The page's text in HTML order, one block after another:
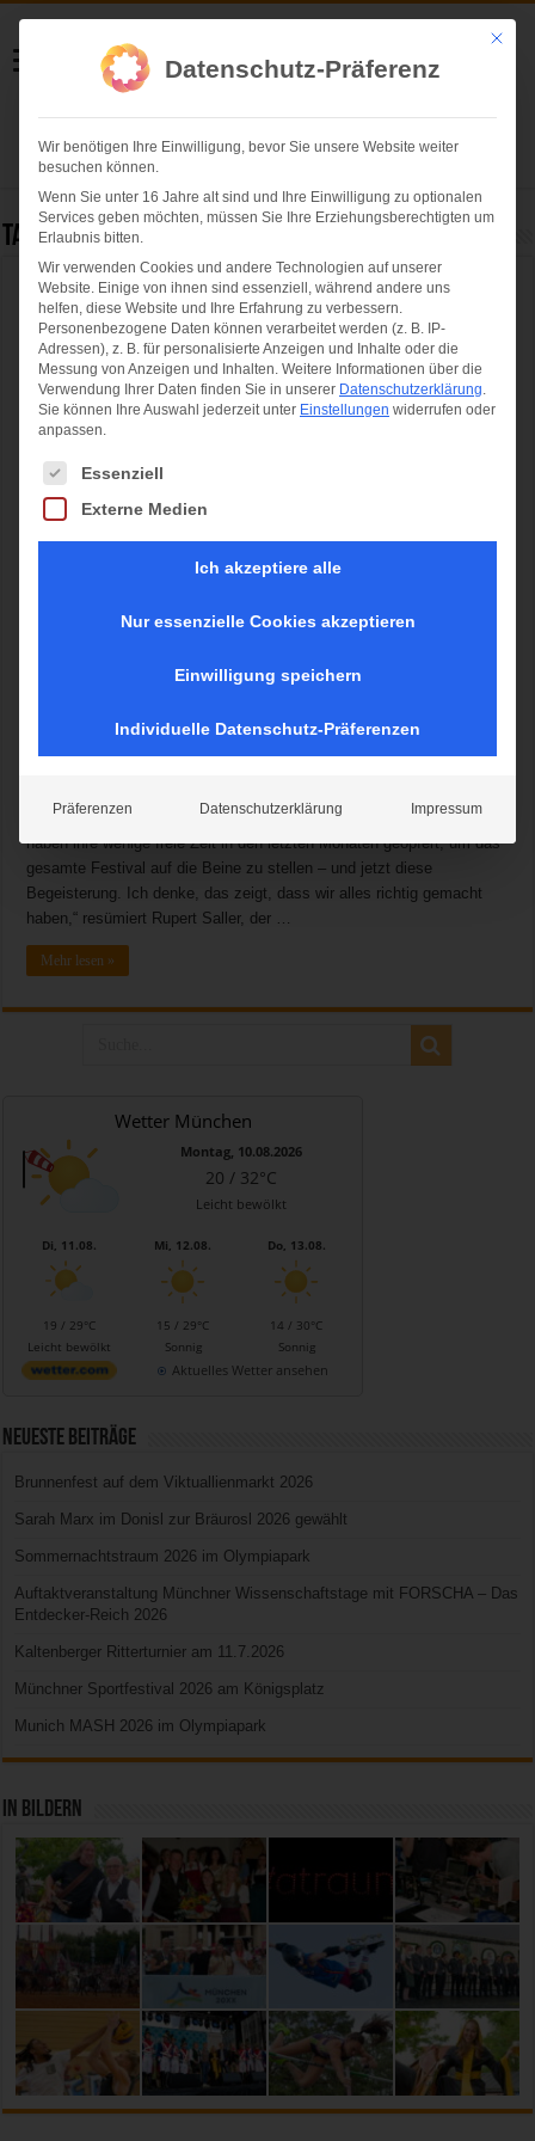
Helmut Swoboda
Fotografie
Herzlich willkommen
Tag Archives:
Firetage Festival 2016: 79.000 begeisterte
Besucher – Freiwillige Feuerwehr München
zieht positive Bilanz
München, 26.04.2016. „79.000 Besucher an den beiden Tagen und
eigenen Mannschaft. Die Feuerwehrfrauen und Feuerwehrmänner
haben ihre wenige freie Zeit in den letzten Monaten geopfert, um das
gesamte Festival auf die Beine zu stellen – und jetzt diese
Begeisterung. Ich denke, das zeigt, dass wir alles richtig gemacht
haben,“ resümiert Rupert Saller, der …
Mehr lesen »
Wetter München
Montag, 10.08.2026
20 / 32°C
Leicht bewölkt
Di, 11.08.
19 / 29°C
Leicht bewölkt
Mi, 12.08.
15 / 29°C
Sonnig
Do, 13.08.
14 / 30°C
Sonnig
Aktuelles Wetter ansehen
Neueste Beiträge
Brunnenfest auf dem Viktuallienmarkt 2026
Sarah Marx im Donisl zur Bräurosl 2026 gewählt
Sommernachtstraum 2026 im Olympiapark
Auftaktveranstaltung Münchner Wissenschaftstage mit FORSCHA – Das
Entdecker-Reich 2026
Kaltenberger Ritterturnier am 11.7.2026
Münchner Sportfestival 2026 am Königsplatz
Munich MASH 2026 im Olympiapark
In Bildern
Mit
Datenschutz-Präferenz
Wir benötigen Ihre Einwilligung, bevor Sie unsere Website weiter
besuchen können.
Wenn Sie unter 16 Jahre alt sind und Ihre Einwilligung zu optionalen
Services geben möchten, müssen Sie Ihre Erziehungsberechtigten um
Erlaubnis bitten.
Wir verwenden Cookies und andere Technologien auf unserer
Website. Einige von ihnen sind essenziell, während andere uns
helfen, diese Website und Ihre Erfahrung zu verbessern.
Personenbezogene Daten können verarbeitet werden (z. B. IP-
Adressen), z. B. für personalisierte Anzeigen und Inhalte oder die
Messung von Anzeigen und Inhalten. Weitere Informationen über die
Verwendung Ihrer Daten finden Sie in unserer Datenschutzerklärung.
Sie können Ihre Auswahl jederzeit unter Einstellungen widerrufen oder
anpassen.
Es folgt eine Liste der Service-Gruppen, für die eine Einwilligung
Essenziell
Externe Medien
Ich akzeptiere alle
Nur essenzielle Cookies akzeptieren
Einwilligung speichern
Individuelle Datenschutz-Präferenzen
Präferenzen Datenschutzerklärung Impressum